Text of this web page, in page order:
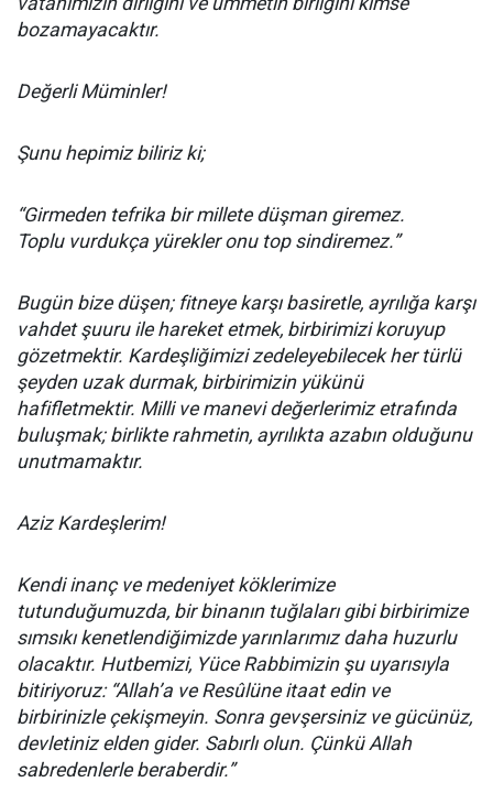
bozamayacaktır.
Değerli Müminler!
Şunu hepimiz biliriz ki;
“Girmeden tefrika bir millete düşman giremez.
Toplu vurdukça yürekler onu top sindiremez.”
Bugün bize düşen; fitneye karşı basiretle, ayrılığa karşı
vahdet şuuru ile hareket etmek, birbirimizi koruyup
gözetmektir. Kardeşliğimizi zedeleyebilecek her türlü
şeyden uzak durmak, birbirimizin yükünü
hafifletmektir. Milli ve manevi değerlerimiz etrafında
buluşmak; birlikte rahmetin, ayrılıkta azabın olduğunu
unutmamaktır.
Aziz Kardeşlerim!
Kendi inanç ve medeniyet köklerimize
tutunduğumuzda, bir binanın tuğlaları gibi birbirimize
sımsıkı kenetlendiğimizde yarınlarımız daha huzurlu
olacaktır. Hutbemizi, Yüce Rabbimizin şu uyarısıyla
bitiriyoruz: “Allah’a ve Resûlüne itaat edin ve
birbirinizle çekişmeyin. Sonra gevşersiniz ve gücünüz,
devletiniz elden gider. Sabırlı olun. Çünkü Allah
sabredenlerle beraberdir.”